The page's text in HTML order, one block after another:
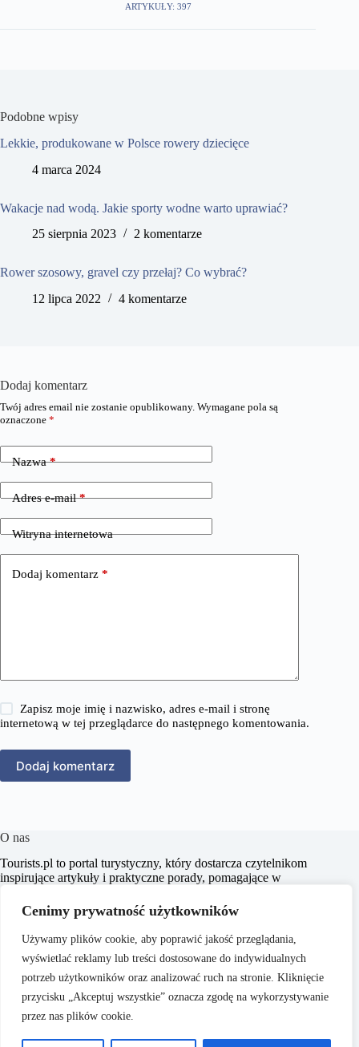
Cenimy prywatność użytkowników
Używamy plików cookie, aby poprawić jakość przeglądania,
wyświetlać reklamy lub treści dostosowane do indywidualnych
potrzeb użytkowników oraz analizować ruch na stronie. Kliknięcie
przycisku „Akceptuj wszystkie” oznacza zgodę na wykorzystywanie
przez nas plików cookie.
ARTYKUŁY: 397
Podobne wpisy
Lekkie, produkowane w Polsce rowery dziecięce
4 marca 2024
Wakacje nad wodą. Jakie sporty wodne warto uprawiać?
25 sierpnia 2023
2 komentarze
Rower szosowy, gravel czy przełaj? Co wybrać?
12 lipca 2022
4 komentarze
Dodaj komentarz
Twój adres email nie zostanie opublikowany. Wymagane pola są
oznaczone *
Nazwa*
Adres e-mail*
Witryna internetowa
Dodaj komentarz *
Zapisz moje imię i nazwisko, adres e-mail i stronę
internetową w tej przeglądarce do następnego komentowania.
Dodaj komentarz
O nas
​Tourists.pl to portal turystyczny, który dostarcza czytelnikom
inspirujące artykuły i praktyczne porady, pomagające w
wspieranie pasjonatów turystyki w odkrywaniu nowych
miejsc oraz kultur, dostarczając rzetelnych i aktualnych
informacji.
O nas